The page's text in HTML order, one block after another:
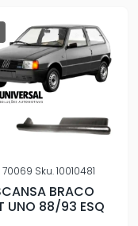
70069 Sku.10010481
BRACO
UNO 88/93 ESQ